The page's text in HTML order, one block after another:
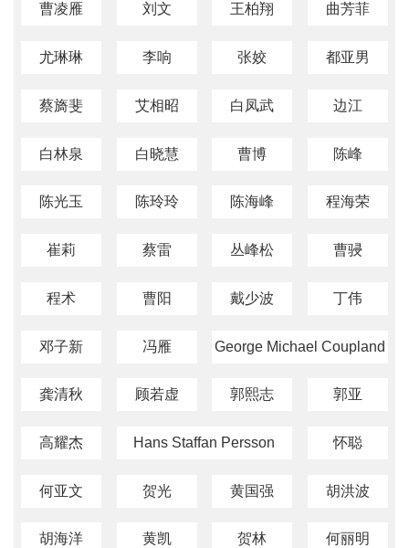
曹凌雁 刘文 王柏翔 曲芳菲
尤琳琳 李响 张姣 都亚男
蔡旖斐 艾相昭 白凤武 边江
白林泉 白晓慧 曹博 陈峰
陈光玉 陈玲玲 陈海峰 程海荣
崔莉 蔡雷 丛峰松 曹骎
程术 曹阳 戴少波 丁伟
邓子新 冯雁 George Michael Coupland
龚清秋 顾若虚 郭熙志 郭亚
高耀杰 Hans Staffan Persson 怀聪
何亚文 贺光 黄国强 胡洪波
胡海洋 黄凯 贺林 何丽明